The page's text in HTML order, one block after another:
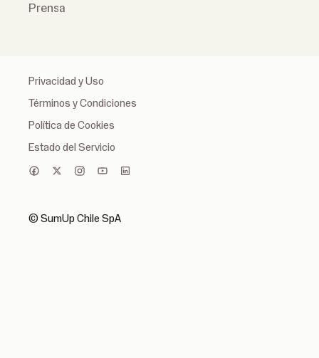
Prensa
Privacidad y Uso
Términos y Condiciones
Política de Cookies
Estado del Servicio
© SumUp Chile SpA